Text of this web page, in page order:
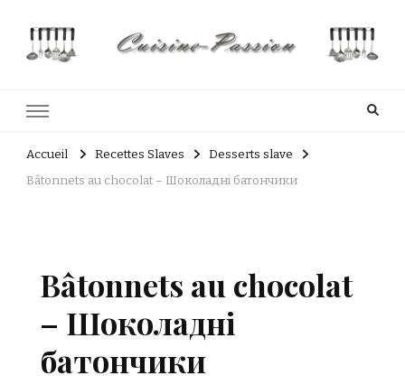
Accueil Recettes Slaves
Desserts slave
Bâtonnets au chocolat – Шоколадні батончики
Bâtonnets au chocolat
– Шоколадні
батончики